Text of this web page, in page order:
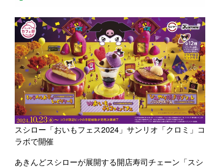
スシロー「おいもフェス2024」サンリオ「クロミ」コ
ラボで開催
あきんどスシローが展開する開店寿司チェーン「スシ